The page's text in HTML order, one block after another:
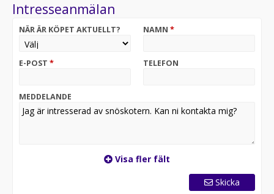
Intresseanmälan
NÄR ÄR KÖPET AKTUELLT? NAMN *
E-POST * TELEFON
MEDDELANDE
Visa fler fält
Skicka